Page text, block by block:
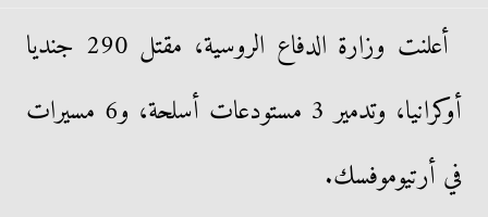
أعلنت وزارة الدفاع الروسية، مقتل 290 جنديا
أوكرانيا، وتدمير 3 مستودعات أسلحة، و6 مسيرات
في أرتيوموفسك.